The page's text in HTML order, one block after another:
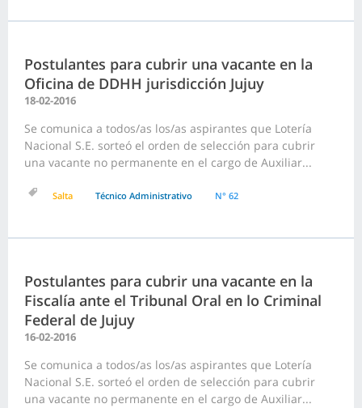
Postulantes para cubrir una vacante en la
Oficina de DDHH jurisdicción Jujuy
18-02-2016
Se comunica a todos/as los/as aspirantes que Lotería
Nacional S.E. sorteó el orden de selección para cubrir
una vacante no permanente en el cargo de Auxiliar...
Salta Técnico Administrativo N° 62
Postulantes para cubrir una vacante en la
Fiscalía ante el Tribunal Oral en lo Criminal
Federal de Jujuy
16-02-2016
Se comunica a todos/as los/as aspirantes que Lotería
Nacional S.E. sorteó el orden de selección para cubrir
una vacante no permanente en el cargo de Auxiliar...